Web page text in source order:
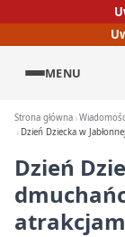
MENU
Strona główna
Dzień Dziecka w
Dzień